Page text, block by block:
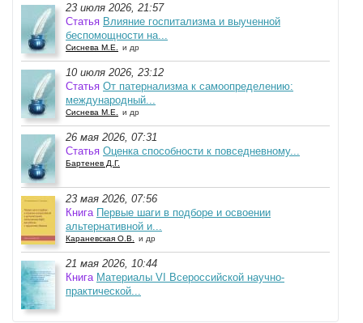
23 июля 2026, 21:57
Статья Влияние госпитализма и выученной
беспомощности на...
Сиснева М.Е. и др
10 июля 2026, 23:12
Статья От патернализма к самоопределению:
международный...
Сиснева М.Е. и др
26 мая 2026, 07:31
Статья Оценка способности к повседневному...
Бартенев Д.Г.
23 мая 2026, 07:56
Книга Первые шаги в подборе и освоении
альтернативной и...
Караневская О.В. и др
21 мая 2026, 10:44
Книга Материалы VI Всероссийской научно-
практической...